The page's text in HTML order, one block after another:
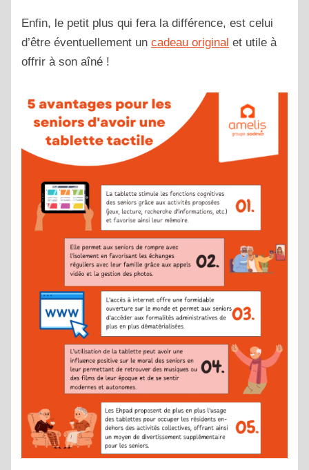
Enfin, le petit plus qui fera la différence, est celui
d’être éventuellement un cadeau original et utile à
offrir à son aîné !